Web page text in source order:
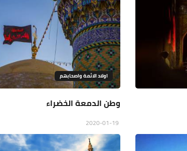
اولاد الائمة واصحابهم
وطن الدمعة الخضراء